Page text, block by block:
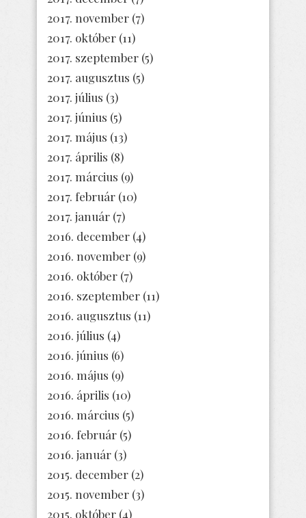
2017. november (7)
2017. október (11)
2017. szeptember (5)
2017. augusztus (5)
2017. július (3)
2017. június (5)
2017. május (13)
2017. április (8)
2017. március (9)
2017. február (10)
2017. január (7)
2016. december (4)
2016. november (9)
2016. október (7)
2016. szeptember (11)
2016. augusztus (11)
2016. július (4)
2016. június (6)
2016. május (9)
2016. április (10)
2016. március (5)
2016. február (5)
2016. január (3)
2015. december (2)
2015. november (3)
2015. október (4)